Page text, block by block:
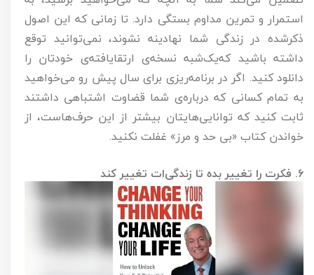
استمرار و تمرین مداوم بستگی دارد. تا زمانی که این اصول
ذکرشده در زندگی شما نهادینه نشوند، نمی‌توانید توقع
داشته باشید که‌یک‌شبه نسخه‌ی ارتقایافته‌ی خودتان را
دانلود کنید. اگر در برنامه‌ریزی برای سال پیش رو می‌خواهید
به تمام کسانی که درباره‌ی شما قضاوت اشتباهی داشتند
ثابت کنید که توانایی‌هایتان بیشتر از این حرف‌هاست، از
خواندن کتاب «بی حد و مرز» غفلت نکنید.
۶. فکرت را تغییر بده تا زندگی‌ات تغییر کند